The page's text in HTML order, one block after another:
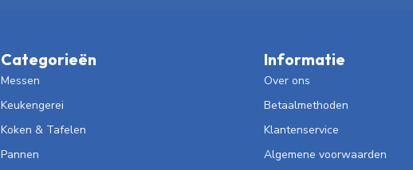
Categorieën
Messen
Keukengerei
Koken & Tafelen
Pannen
Informatie
Over ons
Betaalmethoden
Klantenservice
Algemene voorwaarden